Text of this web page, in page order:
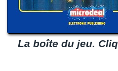
La boîte du jeu.